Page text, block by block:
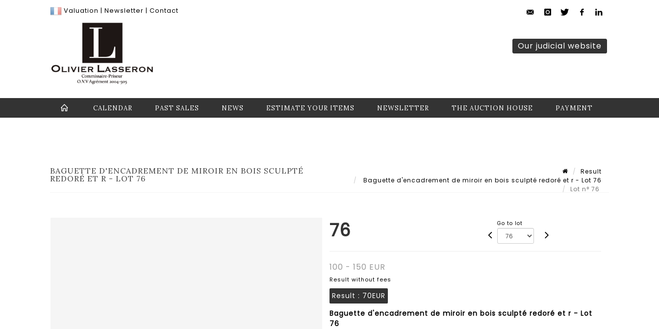
Valuation | Newsletter | Contact
Our judicial website
CALENDAR PAST SALES NEWS ESTIMATE YOUR ITEMS NEWSLETTER THE AUCTION HOUSE PAYMENT
BAGUETTE D'ENCADREMENT DE MIROIR EN BOIS SCULPTÉ
REDORÉ ET R - LOT 76
Result
Baguette d'encadrement de miroir en bois sculpté redoré et r - Lot 76
Lot n° 76
76 Go to lot
100 - 150 EUR
Result without fees
Result : 70EUR
Baguette d'encadrement de miroir en bois sculpté redoré et r - Lot
76